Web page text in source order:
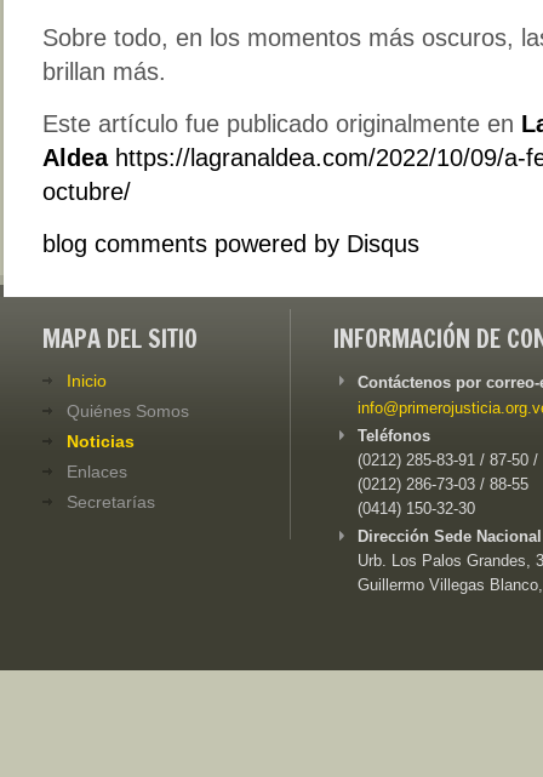
Sobre todo, en los momentos más oscuros,
brillan más.
Este artículo fue publicado originalmente en
Aldea https://lagranaldea.com/2022/10/09/a-
octubre/
blog comments powered by Disqus
MAPA DEL SITIO
Inicio
Quiénes Somos
Noticias
Enlaces
Secretarías
INFORMACIÓN DE
Contáctenos por
Teléfonos
(0212) 285-83-91 / 87-50 /
(0212) 286-73-03 / 88-55
(0414) 150-32-30
Dirección Sede
Urb. Los Palos Grandes,
Guillermo Villegas